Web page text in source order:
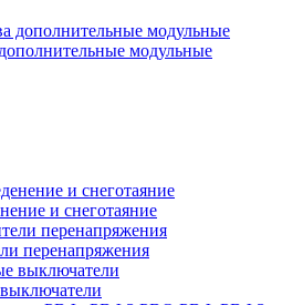
модульные
и снеготаяние
перенапряжения